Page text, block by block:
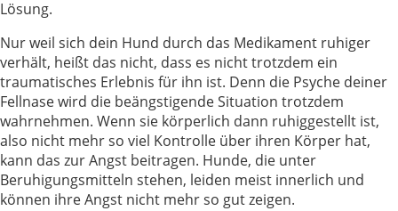
Lösung.
Nur weil sich dein Hund durch das Medikament ruhiger
verhält, heißt das nicht, dass es nicht trotzdem ein
traumatisches Erlebnis für ihn ist. Denn die Psyche deiner
Fellnase wird die beängstigende Situation trotzdem
wahrnehmen. Wenn sie körperlich dann ruhiggestellt ist,
also nicht mehr so viel Kontrolle über ihren Körper hat,
kann das zur Angst beitragen. Hunde, die unter
Beruhigungsmitteln stehen, leiden meist innerlich und
können ihre Angst nicht mehr so gut zeigen.